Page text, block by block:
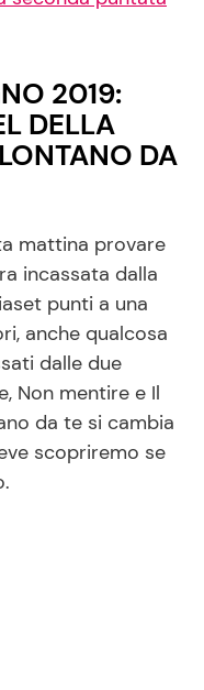
2019:
DELLA
DA
mattina provare
incassata dalla
punti a una
anche qualcosa
dalle due
Non mentire e Il
da te si cambia
scopriremo se